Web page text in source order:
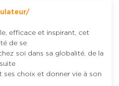
efficace et inspirant, cet
de se
soi dans sa globalité, de la
ses choix et donner vie à son